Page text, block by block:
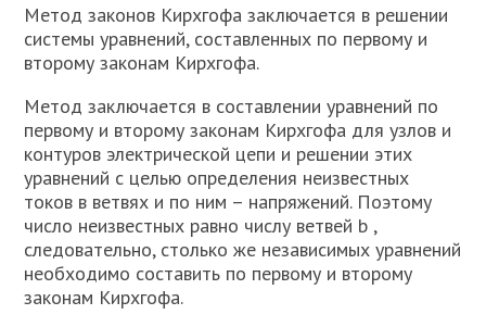
Метод законов Кирхгофа заключается в решении
системы уравнений, составленных по первому и
второму законам Кирхгофа.
Метод заключается в составлении уравнений по
первому и второму законам Кирхгофа для узлов и
контуров электрической цепи и решении этих
уравнений с целью определения неизвестных
токов в ветвях и по ним – напряжений. Поэтому
число неизвестных равно числу ветвей b ,
следовательно, столько же независимых уравнений
необходимо составить по первому и второму
законам Кирхгофа.